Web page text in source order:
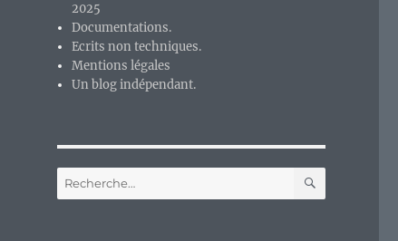
2025
Documentations.
Ecrits non techniques.
Mentions légales
Un blog indépendant.
Recherche
pour :